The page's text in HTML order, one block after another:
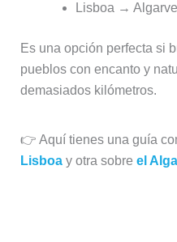
Lisboa → Algarve
Es una opción perfecta si
pueblos con encanto y
demasiados kilómetros.
👉 Aquí tienes una guía
Lisboay otra sobre el